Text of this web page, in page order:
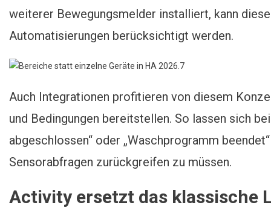
weiterer Bewegungsmelder installiert, kann
Automatisierungen berücksichtigt werden.
Auch Integrationen profitieren von diesem
und Bedingungen bereitstellen. So lassen sich
abgeschlossen“ oder „Waschprogramm
Sensorabfragen zurückgreifen zu müssen.
Activity ersetzt das klassische